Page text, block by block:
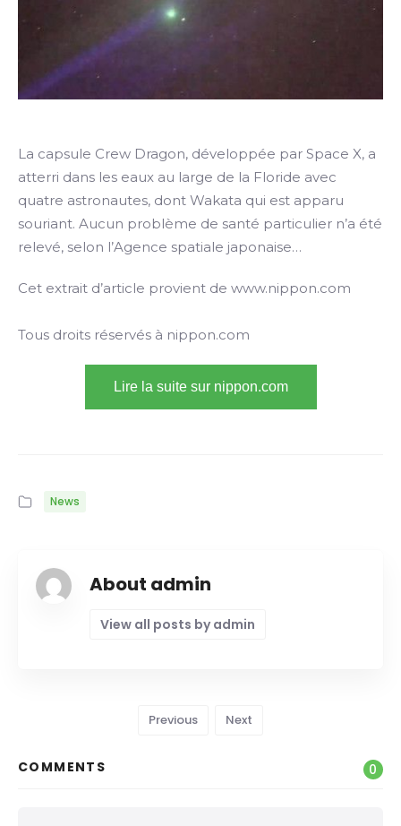
La capsule Crew Dragon, développée par Space X, a
atterri dans les eaux au large de la Floride avec
quatre astronautes, dont Wakata qui est apparu
souriant. Aucun problème de santé particulier n’a été
relevé, selon l’Agence spatiale japonaise…
Cet extrait d’article provient de www.nippon.com
Tous droits réservés à nippon.com
Lire la suite sur nippon.com
News
About admin
View all posts by admin
Previous Next
COMMENTS 0